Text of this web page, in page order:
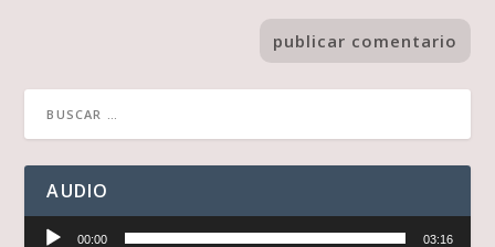
AUDIO
00:00 03:16